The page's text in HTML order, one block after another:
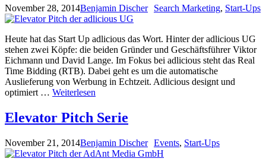
November 28, 2014Benjamin Discher Search Marketing, Start-Ups
Heute hat das Start Up adlicious das Wort. Hinter der adlicious UG
stehen zwei Köpfe: die beiden Gründer und Geschäftsführer Viktor
Eichmann und David Lange. Im Fokus bei adlicious steht das Real
Time Bidding (RTB). Dabei geht es um die automatische
Auslieferung von Werbung in Echtzeit. Adlicious designt und
optimiert … Weiterlesen
Elevator Pitch Serie
November 21, 2014Benjamin Discher Events, Start-Ups